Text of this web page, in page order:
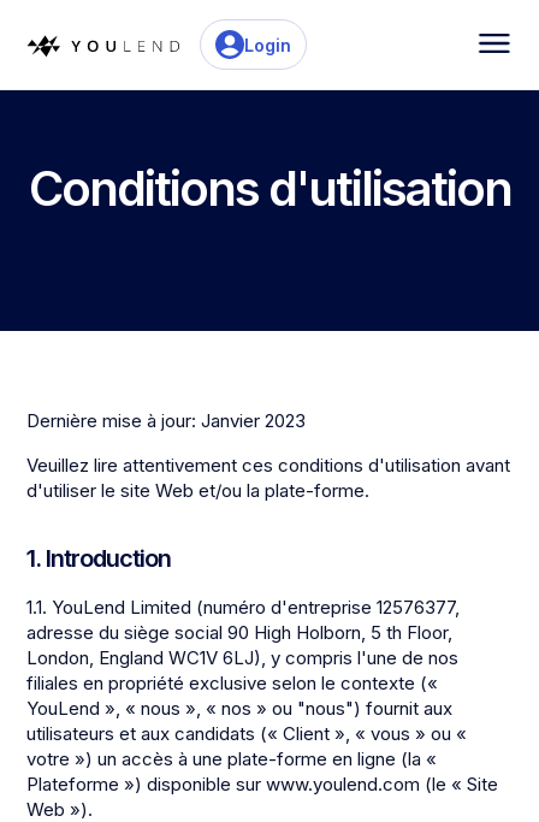
Login
Conditions d'utilisation
Dernière mise à jour: Janvier 2023
Veuillez lire attentivement ces conditions d'utilisation avant
d'utiliser le site Web et/ou la plate-forme.
1. Introduction
1.1. YouLend Limited (numéro d'entreprise 12576377,
adresse du siège social 90 High Holborn, 5 th Floor,
London, England WC1V 6LJ), y compris l'une de nos
filiales en propriété exclusive selon le contexte («
YouLend », « nous », « nos » ou "nous") fournit aux
utilisateurs et aux candidats (« Client », « vous » ou «
votre ») un accès à une plate-forme en ligne (la «
Plateforme ») disponible sur www.youlend.com (le « Site
Web »).